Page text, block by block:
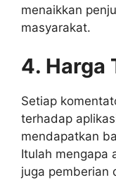
menaikkan
masyarakat.
4. Harga
Setiap
terhadap
mendapatkan
Itulah mengapa
juga pemberian